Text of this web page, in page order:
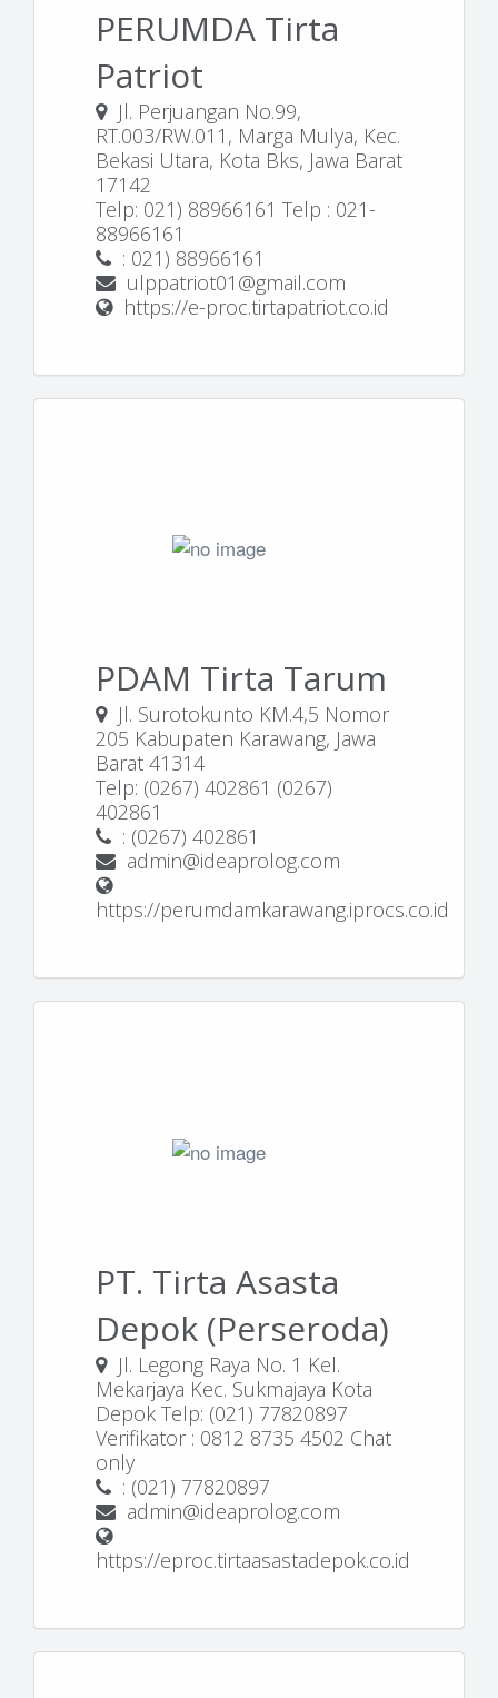
PERUMDA Tirta
Patriot
Jl. Perjuangan No.99,
RT.003/RW.011, Marga Mulya, Kec.
Bekasi Utara, Kota Bks, Jawa Barat
17142
Telp: 021) 88966161 Telp : 021-
88966161
: 021) 88966161
ulppatriot01@gmail.com
https://e-proc.tirtapatriot.co.id
PDAM Tirta Tarum
Jl. Surotokunto KM.4,5 Nomor
205 Kabupaten Karawang, Jawa
Barat 41314
Telp: (0267) 402861 (0267)
402861
: (0267) 402861
admin@ideaprolog.com
https://perumdamkarawang.iprocs.co.id
PT. Tirta Asasta
Depok (Perseroda)
Jl. Legong Raya No. 1 Kel.
Mekarjaya Kec. Sukmajaya Kota
Depok Telp: (021) 77820897
Verifikator : 0812 8735 4502 Chat
only
: (021) 77820897
admin@ideaprolog.com
https://eproc.tirtaasastadepok.co.id